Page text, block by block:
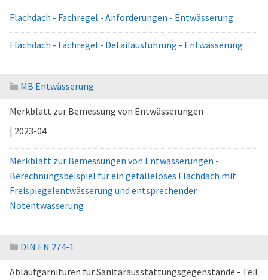
Flachdach - Fachregel - Anforderungen - Entwässerung
Flachdach - Fachregel - Detailausführung - Entwässerung
MB Entwässerung
Merkblatt zur Bemessung von Entwässerungen
| 2023-04
Merkblatt zur Bemessungen von Entwässerungen -
Berechnungsbeispiel für ein gefälleloses Flachdach mit
Freispiegelentwässerung und entsprechender
Notentwässerung
DIN EN 274-1
Ablaufgarnituren für Sanitärausstattungsgegenstände - Teil